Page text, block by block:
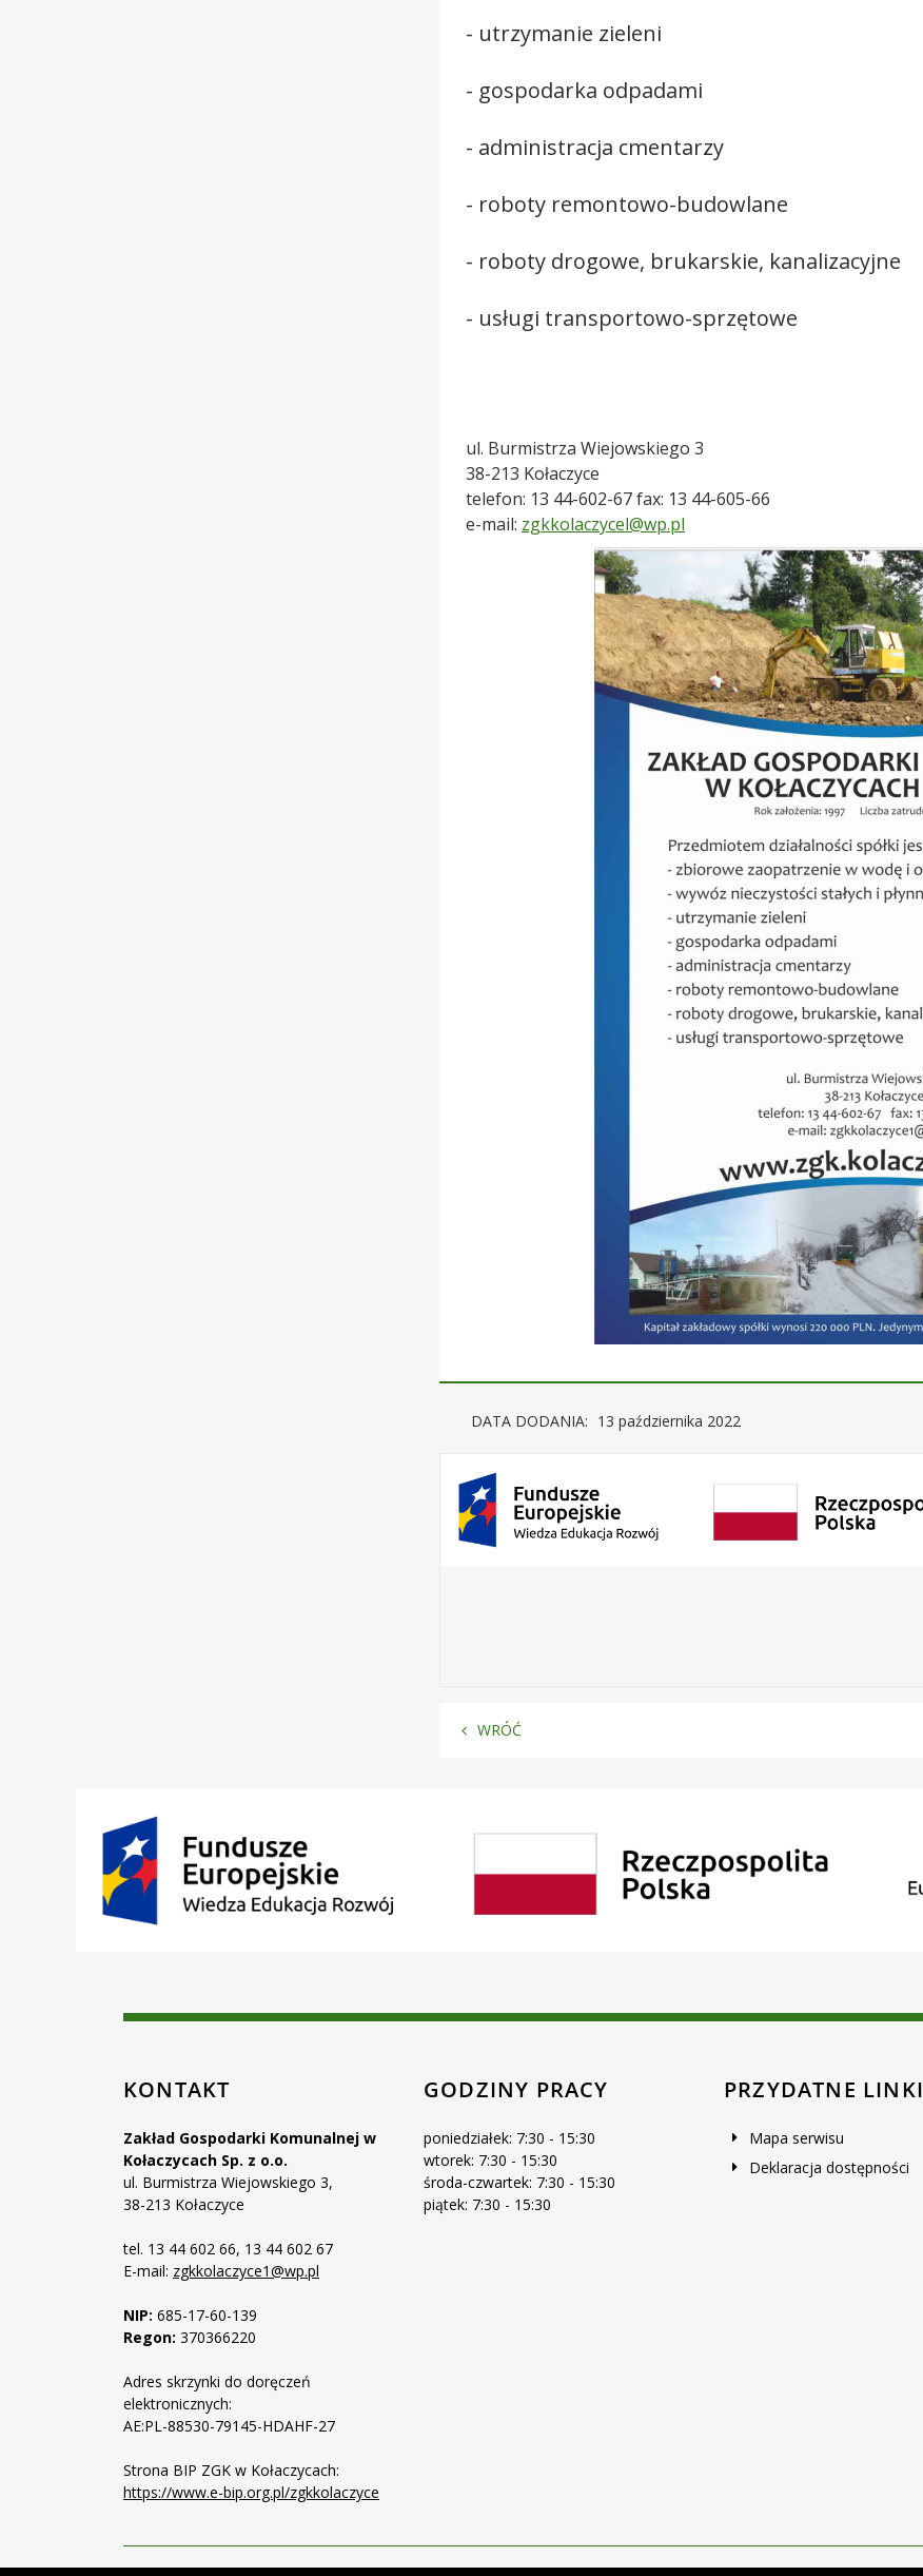
- utrzymanie zieleni
- gospodarka odpadami
- administracja cmentarzy
- roboty remontowo-budowlane
- roboty drogowe, brukarskie, kanalizacyjne
- usługi transportowo-sprzętowe
ul. Burmistrza Wiejowskiego 3
38-213 Kołaczyce
telefon: 13 44-602-67 fax: 13 44-605-66
e-mail: zgkkolaczycel@wp.pl
DATA DODANIA: 13 października 2022
WRÓĆ
KONTAKT
Zakład Gospodarki Komunalnej w
Kołaczycach Sp. z o.o.
ul. Burmistrza Wiejowskiego 3,
38-213 Kołaczyce
tel. 13 44 602 66, 13 44 602 67
E-mail: zgkkolaczyce1@wp.pl
NIP: 685-17-60-139
Regon: 370366220
Adres skrzynki do doręczeń
elektronicznych:
AE:PL-88530-79145-HDAHF-27
Strona BIP ZGK w Kołaczycach:
https://www.e-bip.org.pl/zgkkolaczyce
GODZINY PRACY
poniedziałek: 7:30 - 15:30
wtorek: 7:30 - 15:30
środa-czwartek: 7:30 - 15:30
piątek: 7:30 - 15:30
PRZYDATNE LINKI
Mapa serwisu
Deklaracja dostępności